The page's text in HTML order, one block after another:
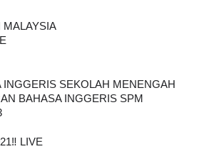
MALAYSIA
INGGERIS SEKOLAH MENENGAH
BAHASA INGGERIS SPM
LIVE